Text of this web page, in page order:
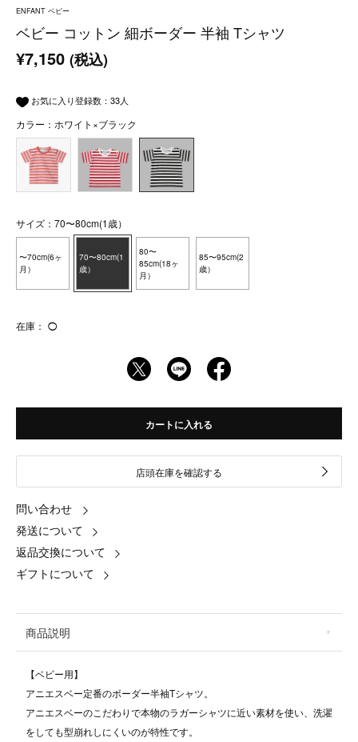
ENFANT ベビー
ベビー コットン 細ボーダー 半袖 Tシャツ
¥7,150 (税込)
お気に入り登録数： 33人
カラー：ホワイト×ブラック
サイズ：70〜80cm(1歳）
〜70cm(6ヶ
月）
70〜80cm(1
歳）
80〜
85cm(18ヶ
月）
85〜95cm(2
歳）
在庫： ◯
カートに入れる
店頭在庫を確認する
問い合わせ
発送について
返品交換について
ギフトについて
商品説明
【ベビー用】
アニエスベー定番のボーダー半袖Tシャツ。
アニエスベーのこだわりで本物のラガーシャツに近い素材を使い、洗濯
をしても型崩れしにくいのが特性です。